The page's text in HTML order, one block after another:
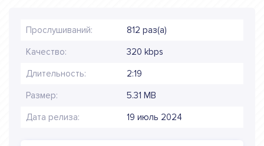
Прослушиваний: 812 раз(а)
Качество: 320 kbps
Длительность: 2:19
Размер: 5.31 MB
Дата релиза: 19 июль 2024